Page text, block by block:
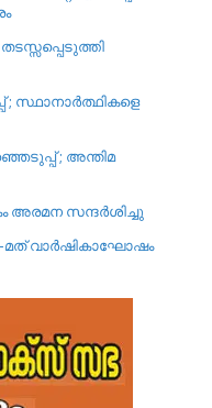
; സ്ഥാനാർത്ഥികളെ
; അന്തിമ
അരമന സന്ദർശിച്ചു
മത് വാർഷികാഘോഷം